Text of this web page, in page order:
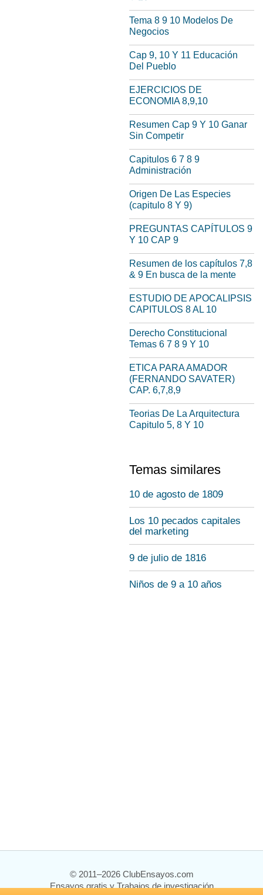
Tema 8 9 10 Modelos De
Negocios
Cap 9, 10 Y 11 Educación
Del Pueblo
EJERCICIOS DE
ECONOMIA 8,9,10
Resumen Cap 9 Y 10 Ganar
Sin Competir
Capitulos 6 7 8 9
Administración
Origen De Las Especies
(capitulo 8 Y 9)
PREGUNTAS CAPÍTULOS 9
Y 10 CAP 9
Resumen de los capítulos 7,8
& 9 En busca de la mente
ESTUDIO DE APOCALIPSIS
CAPITULOS 8 AL 10
Derecho Constitucional
Temas 6 7 8 9 Y 10
ETICA PARA AMADOR
(FERNANDO SAVATER)
CAP. 6,7,8,9
Teorias De La Arquitectura
Capitulo 5, 8 Y 10
Temas similares
10 de agosto de 1809
Los 10 pecados capitales
del marketing
9 de julio de 1816
Niños de 9 a 10 años
© 2011–2026 ClubEnsayos.com
Ensayos gratis y Trabajos de investigación